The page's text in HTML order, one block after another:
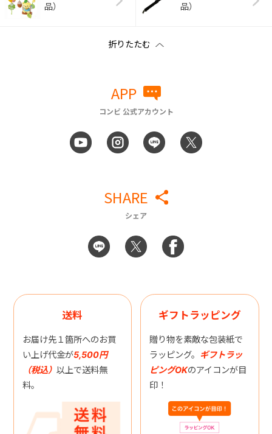
品）
品）
APP
コンビ 公式アカウント
SHARE
シェア
送料
お届け先１箇所へのお買
い上げ代金が5,500円
（税込） 以上で送料無
料。
ギフトラッピング
贈り物を素敵な包装紙で
ラッピング。 ギフトラッ
ピングOKのアイコンが目
印！